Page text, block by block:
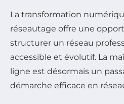
La transformation
réseautage offre une
structurer un réseau
accessible et évolutif. La
ligne est désormais un
démarche efficace en